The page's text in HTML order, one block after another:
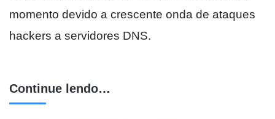
momento devido a crescente onda de ataques
hackers a servidores DNS.
Continue lendo…